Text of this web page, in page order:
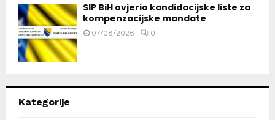
SIP BiH ovjerio kandidacijske liste za
kompenzacijske mandate
07/08/2026 0
Kategorije